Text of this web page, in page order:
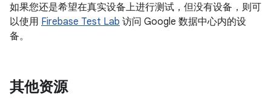
如果您还是希望在真实设备上进行测试，但没有设备，则可
以使用 Firebase Test Lab 访问 Google 数据中心内的设
备。
其他资源